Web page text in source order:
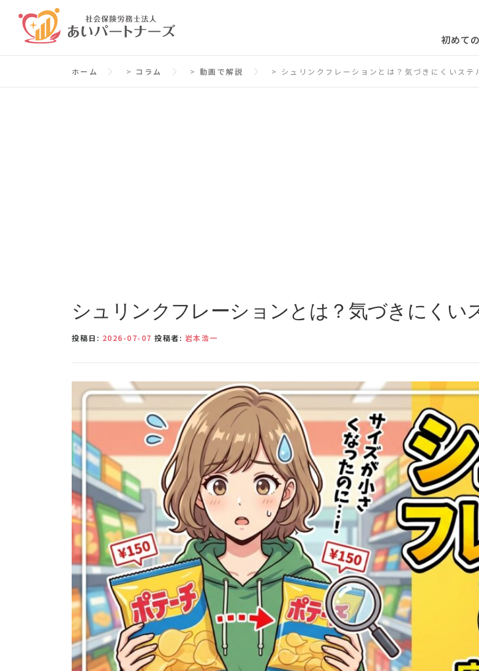
初めて
ホーム > コラム > 動画で解説 > シュリンクフレーションとは？気づきにくいステ
シュリンクフレーションとは？気づきにくい
投稿日: 2026-07-07 投稿者: 岩本浩一